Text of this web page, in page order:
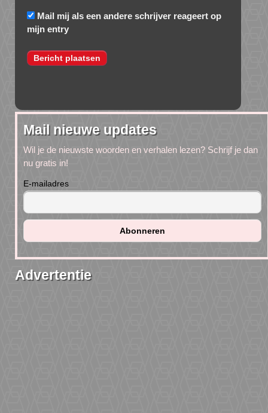
Mail mij als een andere schrijver reageert op
mijn entry
Mail nieuwe updates
Wil je de nieuwste woorden en verhalen lezen? Schrijf je dan
nu gratis in!
E-mailadres
Advertentie